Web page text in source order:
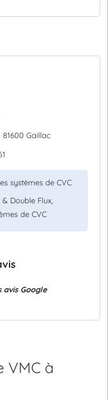
Gaillac
systèmes de CVC
Double Flux,
de CVC
avis Google
VMC à